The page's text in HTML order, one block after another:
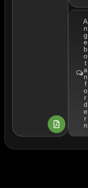
A
n
g
e
b
o
t
a
n
f
o
r
d
e
r
n